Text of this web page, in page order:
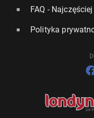
FAQ -
Polityka